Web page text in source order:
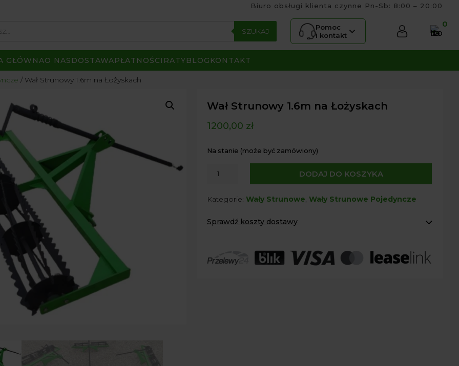
Biuro obsługi klienta czynne Pn-Sb: 8:00 – 20:00
SZUKAJ
Pomoc
i kontakt
0
GŁÓWNAO NAS DOSTAWAPŁATNOŚCI RATYBLOG KONTAKT
Wał Strunowy 1.6m na Łożyskach
Wał Strunowy 1.6m na Łożyskach
1200,00 zł
Na stanie (może być zamówiony)
1.6m
Łożyskach
DODAJ DO KOSZYKA
Kategorie: Wały Strunowe, Wały Strunowe Pojedyncze
Sprawdź koszty dostawy
Agrol transport: 200 zł
Agrol transport gabaryty:ustalane indywidualnie